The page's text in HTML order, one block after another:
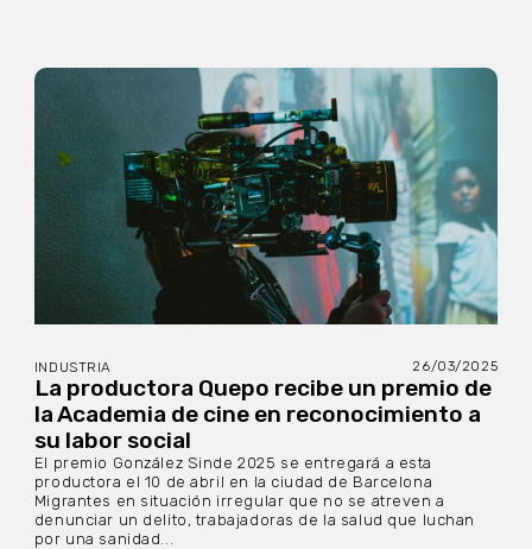
INDUSTRIA 26/03/2025
La productora Quepo recibe un premio de
la Academia de cine en reconocimiento a
su labor social
El premio González Sinde 2025 se entregará a esta
productora el 10 de abril en la ciudad de Barcelona
Migrantes en situación irregular que no se atreven a
denunciar un delito, trabajadoras de la salud que luchan
por una sanidad...